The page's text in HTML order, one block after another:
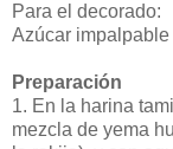
Para el decorado:
Azúcar impalpable
Preparación
1. En la harina
mezcla de yema